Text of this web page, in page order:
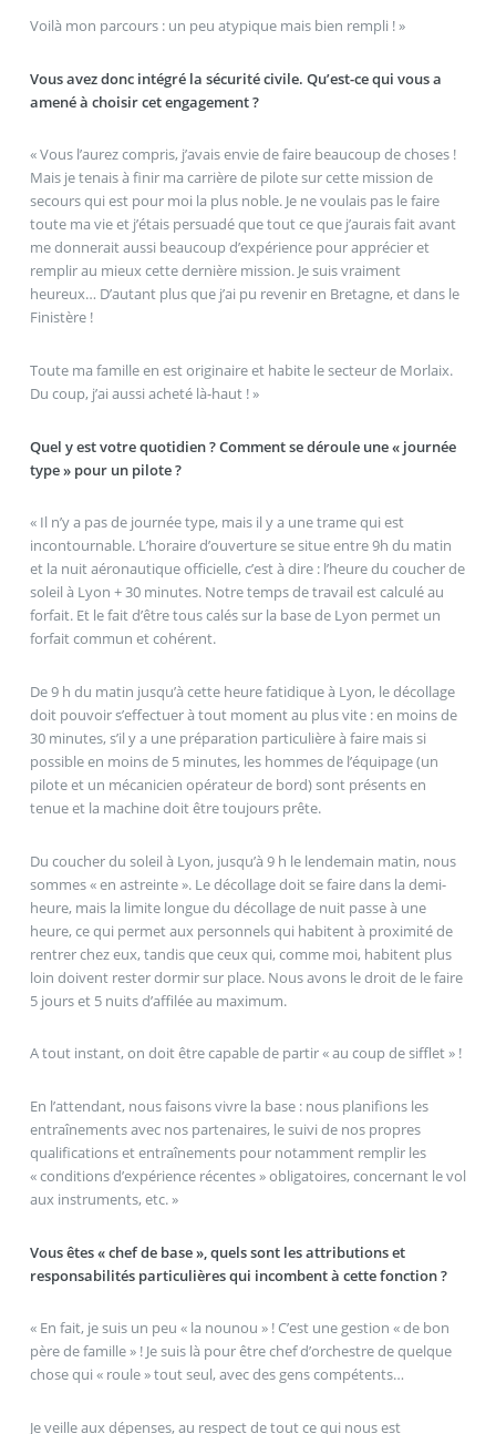
Voilà mon parcours : un peu atypique mais bien rempli ! »
Vous avez donc intégré la sécurité civile. Qu’est-ce qui vous a
amené à choisir cet engagement ?
« Vous l’aurez compris, j’avais envie de faire beaucoup de choses !
Mais je tenais à finir ma carrière de pilote sur cette mission de
secours qui est pour moi la plus noble. Je ne voulais pas le faire
toute ma vie et j’étais persuadé que tout ce que j’aurais fait avant
me donnerait aussi beaucoup d’expérience pour apprécier et
remplir au mieux cette dernière mission. Je suis vraiment
heureux… D’autant plus que j’ai pu revenir en Bretagne, et dans le
Finistère !
Toute ma famille en est originaire et habite le secteur de Morlaix.
Du coup, j’ai aussi acheté là-haut ! »
Quel y est votre quotidien ? Comment se déroule une « journée
type » pour un pilote ?
« Il n’y a pas de journée type, mais il y a une trame qui est
incontournable. L’horaire d’ouverture se situe entre 9h du matin
et la nuit aéronautique officielle, c’est à dire : l’heure du coucher de
soleil à Lyon + 30 minutes. Notre temps de travail est calculé au
forfait. Et le fait d’être tous calés sur la base de Lyon permet un
forfait commun et cohérent.
De 9 h du matin jusqu’à cette heure fatidique à Lyon, le décollage
doit pouvoir s’effectuer à tout moment au plus vite : en moins de
30 minutes, s’il y a une préparation particulière à faire mais si
possible en moins de 5 minutes, les hommes de l’équipage (un
pilote et un mécanicien opérateur de bord) sont présents en
tenue et la machine doit être toujours prête.
Du coucher du soleil à Lyon, jusqu’à 9 h le lendemain matin, nous
sommes « en astreinte ». Le décollage doit se faire dans la demi-
heure, mais la limite longue du décollage de nuit passe à une
heure, ce qui permet aux personnels qui habitent à proximité de
rentrer chez eux, tandis que ceux qui, comme moi, habitent plus
loin doivent rester dormir sur place. Nous avons le droit de le faire
5 jours et 5 nuits d’affilée au maximum.
A tout instant, on doit être capable de partir « au coup de sifflet » !
En l’attendant, nous faisons vivre la base : nous planifions les
entraînements avec nos partenaires, le suivi de nos propres
qualifications et entraînements pour notamment remplir les
« conditions d’expérience récentes » obligatoires, concernant le vol
aux instruments, etc. »
Vous êtes « chef de base », quels sont les attributions et
responsabilités particulières qui incombent à cette fonction ?
« En fait, je suis un peu « la nounou » ! C’est une gestion « de bon
père de famille » ! Je suis là pour être chef d’orchestre de quelque
chose qui « roule » tout seul, avec des gens compétents…
Je veille aux dépenses, au respect de tout ce qui nous est